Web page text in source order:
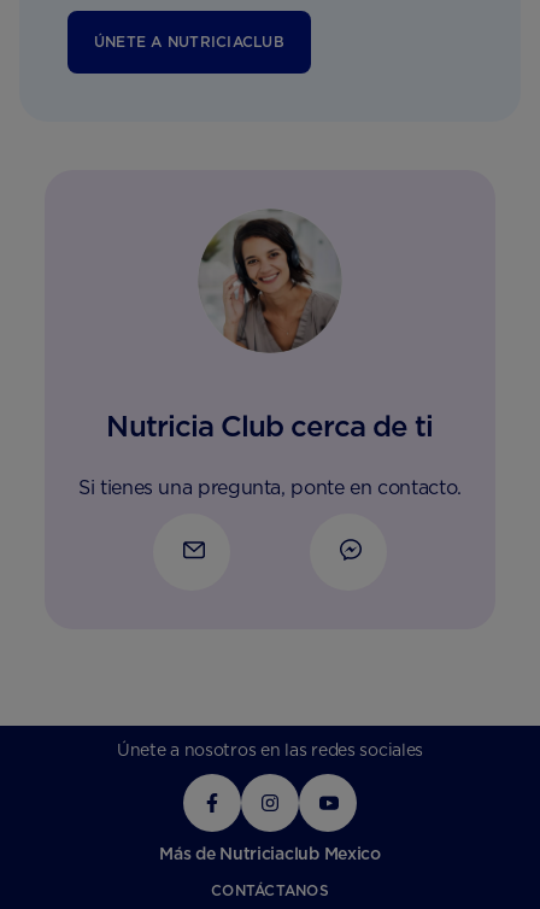
ÚNETE A NUTRICIACLUB
Nutricia Club cerca de ti
Si tienes una pregunta, ponte en contacto.
Únete a nosotros en las redes sociales
Más de Nutriciaclub Mexico
CONTÁCTANOS